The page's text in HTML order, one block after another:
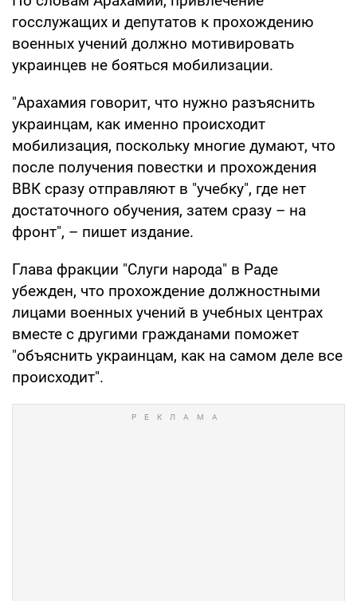
госслужащих и депутатов к прохождению
военных учений должно мотивировать
украинцев не бояться мобилизации.
"Арахамия говорит, что нужно разъяснить
украинцам, как именно происходит
мобилизация, поскольку многие думают, что
после получения повестки и прохождения
ВВК сразу отправляют в "учебку", где нет
достаточного обучения, затем сразу – на
фронт", – пишет издание.
Глава фракции "Слуги народа" в Раде
убежден, что прохождение должностными
лицами военных учений в учебных центрах
вместе с другими гражданами поможет
"объяснить украинцам, как на самом деле все
происходит".